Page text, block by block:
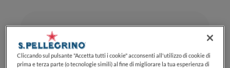
MEDIA DIFFICOLTÀ 25MIN
Cucina
Cliccando sul pulsante "Accetta tutti i cookie" acconsenti all'utilizzo di cookie di
prima e terza parte (o tecnologie simili) al fine di migliorare la tua esperienza di